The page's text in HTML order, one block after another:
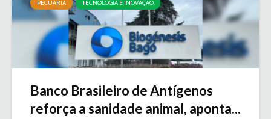
PECUÁRIA TECNOLOGIA E INOVAÇÃO
Banco Brasileiro de Antígenos
reforça a sanidade animal, aponta...